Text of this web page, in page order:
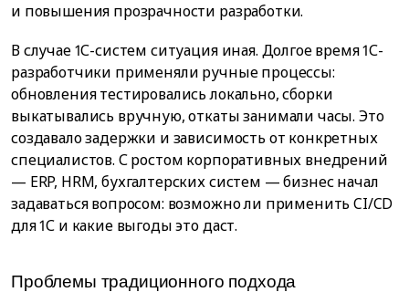
и повышения прозрачности разработки.
В случае 1С-систем ситуация иная. Долгое время 1С-
разработчики применяли ручные процессы:
обновления тестировались локально, сборки
выкатывались вручную, откаты занимали часы. Это
создавало задержки и зависимость от конкретных
специалистов. С ростом корпоративных внедрений
— ERP, HRM, бухгалтерских систем — бизнес начал
задаваться вопросом: возможно ли применить CI/CD
для 1С и какие выгоды это даст.
Проблемы традиционного подхода